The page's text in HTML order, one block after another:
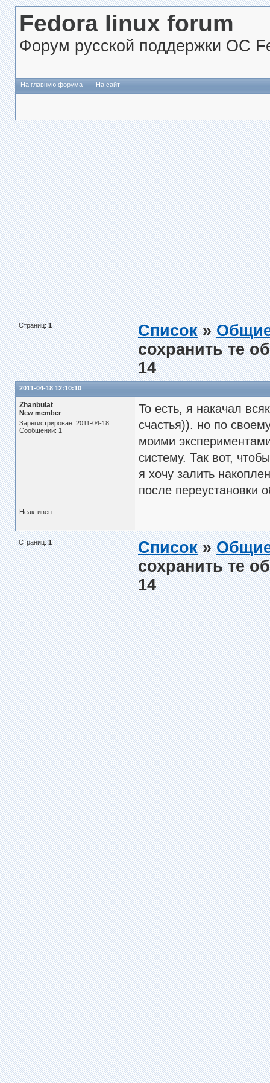
Fedora linux forum
Форум русской поддержки ОС
На главную форума На сайт
Страниц:1 Список»
сохранить те
14
2011-04-18 12:10:10
Zhanbulat
New member
Зарегистрирован: 2011-04-18
Сообщений: 1
То есть, я накачал
счастья)). но по
моими
систему. Так вот,
я хочу залить
после переустановки
Неактивен
Страниц:1 Список»
сохранить те
14